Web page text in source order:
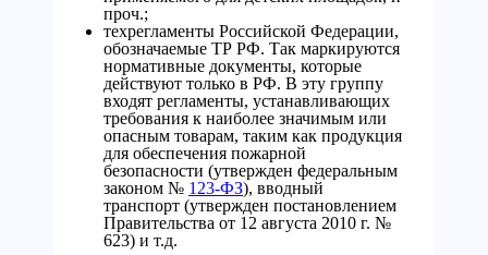
проч.;
техрегламенты Российской Федерации,
обозначаемые ТР РФ. Так маркируются
нормативные документы, которые
действуют только в РФ. В эту группу
входят регламенты, устанавливающих
требования к наиболее значимым или
опасным товарам, таким как продукция
для обеспечения пожарной
безопасности (утвержден федеральным
законом № 123-ФЗ), вводный
транспорт (утвержден постановлением
Правительства от 12 августа 2010 г. №
623) и т.д.